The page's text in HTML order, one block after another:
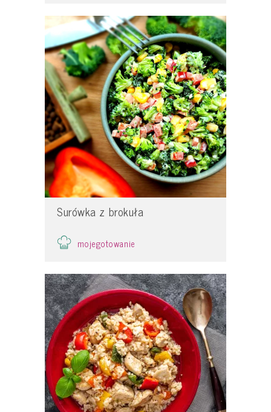
Surówka z brokuła
mojegotowanie